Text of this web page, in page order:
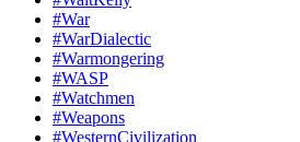
#War
#WarDialectic
#Warmongering
#WASP
#Watchmen
#Weapons
#WesternCivilization